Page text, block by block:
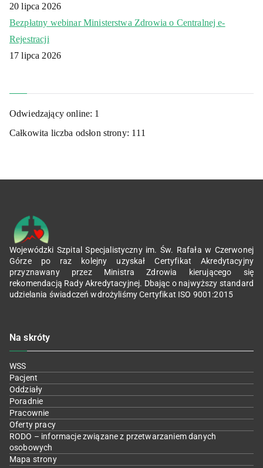
20 lipca 2026
Bezpłatny webinar Ministerstwa Zdrowia o Centralnej e-
Rejestracji
17 lipca 2026
Odwiedzający online: 1
Całkowita liczba odsłon strony: 111
Wojewódzki Szpital Specjalistyczny im. Św. Rafała w Czerwonej
Górze po raz kolejny uzyskał Certyfikat Akredytacyjny
przyznawany przez Ministra Zdrowia kierującego się
rekomendacją Rady Akredytacyjnej. Dbając o najwyższy standard
udzielania świadczeń wdrożyliśmy Certyfikat ISO 9001:2015
Na skróty
WSS
Pacjent
Oddziały
Poradnie
Pracownie
Oferty pracy
RODO – informacje związane z przetwarzaniem danych
osobowych
Mapa strony